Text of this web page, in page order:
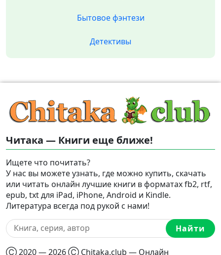
Бытовое фэнтези
Детективы
Читака — Книги еще ближе!
Ищете что почитать?
У нас вы можете узнать, где можно купить, скачать
или читать онлайн лучшие книги в форматах fb2, rtf,
epub, txt для iPad, iPhone, Android и Kindle.
Литература всегда под рукой с нами!
Найти
Ⓒ 2020 — 2026 Ⓒ Chitaka.club — Онлайн